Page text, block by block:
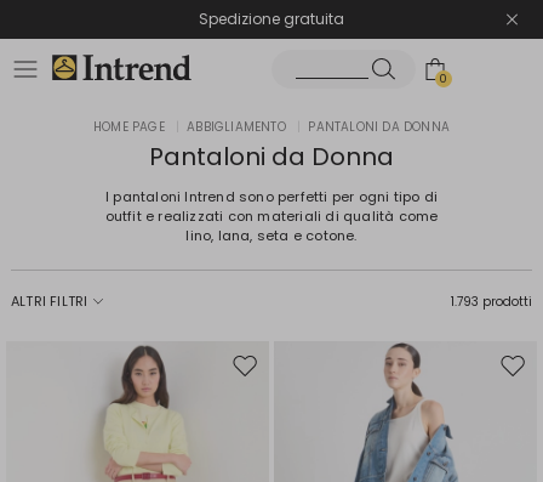
Spedizione gratuita
Reso facile e veloce
0
HOME PAGE ABBIGLIAMENTO PANTALONI DA DONNA
Pantaloni da Donna
I pantaloni Intrend sono perfetti per ogni tipo di
outfit e realizzati con materiali di qualità come
lino, lana, seta e cotone.
ALTRI FILTRI 1.793 prodotti
Sposta